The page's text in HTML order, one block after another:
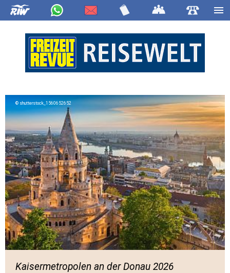
shutterstock_1560652652
Kaisermetropolen an der Donau 2026